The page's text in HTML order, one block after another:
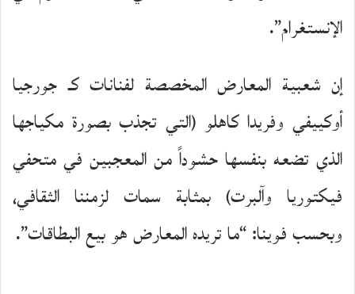
الإنستغرام”.
إن شعبية المعارض المخصصة لفنانات كـ جورجيا
أوكييفي وفريدا كاهلو (التي تجذب بصورة مكياجها
الذي تضعه بنفسها حشوداً من المعجبين في متحفي
فيكتوريا وآلبرت) بمثابة سمات لزمننا الثقافي،
وبحسب فوينا: “ما تريده المعارض هو بيع البطاقات”.